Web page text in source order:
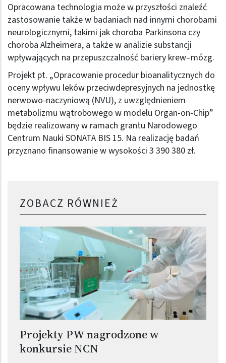
Opracowana technologia może w przyszłości znaleźć
zastosowanie także w badaniach nad innymi chorobami
neurologicznymi, takimi jak choroba Parkinsona czy
choroba Alzheimera, a także w analizie substancji
wpływających na przepuszczalność bariery krew–mózg.
Projekt pt. „Opracowanie procedur bioanalitycznych do
oceny wpływu leków przeciwdepresyjnych na jednostkę
nerwowo-naczyniową (NVU), z uwzględnieniem
metabolizmu wątrobowego w modelu Organ-on-Chip”
będzie realizowany w ramach grantu Narodowego
Centrum Nauki SONATA BIS 15. Na realizację badań
przyznano finansowanie w wysokości 3 390 380 zł.
ZOBACZ RÓWNIEŻ
Projekty PW nagrodzone w
konkursie NCN